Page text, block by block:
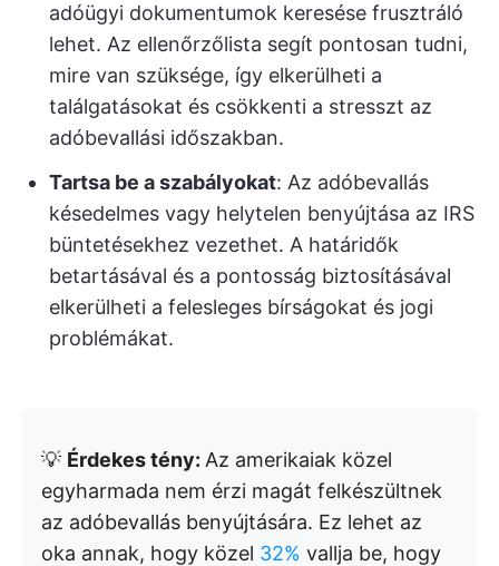
adóügyi dokumentumok keresése frusztráló
lehet. Az ellenőrzőlista segít pontosan tudni,
mire van szüksége, így elkerülheti a
találgatásokat és csökkenti a stresszt az
adóbevallási időszakban.
Tartsa be a szabályokat: Az adóbevallás
késedelmes vagy helytelen benyújtása az IRS
büntetésekhez vezethet. A határidők
betartásával és a pontosság biztosításával
elkerülheti a felesleges bírságokat és jogi
problémákat.
💡 Érdekes tény: Az amerikaiak közel
egyharmada nem érzi magát felkészültnek
az adóbevallás benyújtására. Ez lehet az
oka annak, hogy közel 32% vallja be, hogy